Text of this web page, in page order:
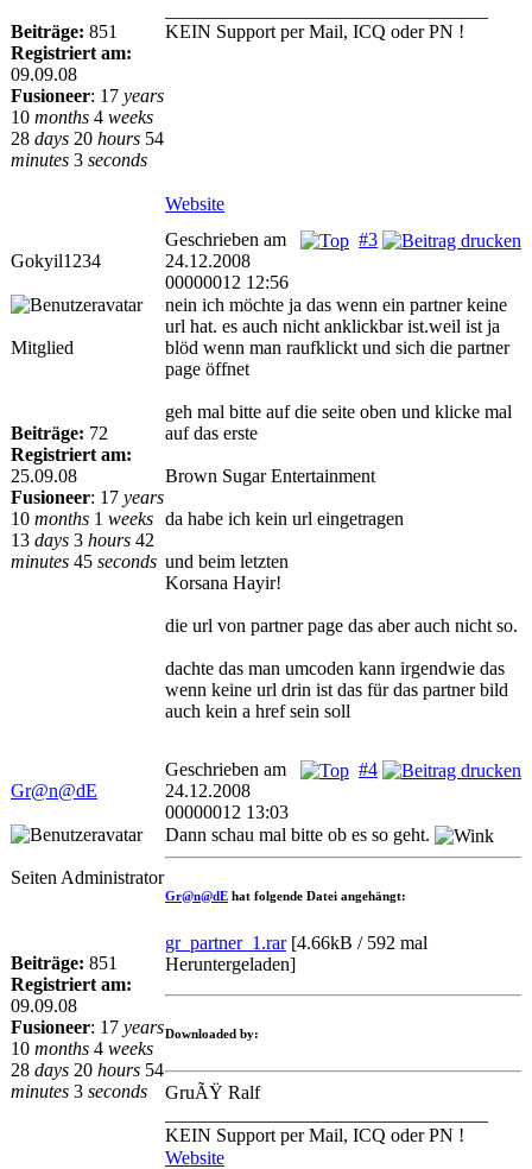
Beiträge: 851
Registriert am:
09.09.08
Fusioneer: 17 years
10 months 4 weeks
28 days 20 hours 54
minutes 3 seconds
KEIN Support per Mail, ICQ oder PN !
Website
Gokyil1234
#3
Geschrieben am
24.12.2008
00000012 12:56
Mitglied
Beiträge: 72
Registriert am:
25.09.08
Fusioneer: 17 years
10 months 1 weeks
13 days 3 hours 42
minutes 45 seconds
nein ich möchte ja das wenn ein partner keine
url hat. es auch nicht anklickbar ist.weil ist ja
blöd wenn man raufklickt und sich die partner
page öffnet
geh mal bitte auf die seite oben und klicke mal
auf das erste
Brown Sugar Entertainment
da habe ich kein url eingetragen
und beim letzten
Korsana Hayir!
die url von partner page das aber auch nicht so.
dachte das man umcoden kann irgendwie das
wenn keine url drin ist das für das partner bild
auch kein a href sein soll
Gr@n@dE
#4
Geschrieben am
24.12.2008
00000012 13:03
Seiten Administrator
Beiträge: 851
Registriert am:
09.09.08
Fusioneer: 17 years
10 months 4 weeks
28 days 20 hours 54
minutes 3 seconds
Dann schau mal bitte ob es so geht.
Gr@n@dE hat folgende Datei angehängt:
gr_partner_1.rar[4.66kB / 592 mal
Heruntergeladen]
Downloaded by:
GruÃŸ Ralf
KEIN Support per Mail, ICQ oder PN !
Website